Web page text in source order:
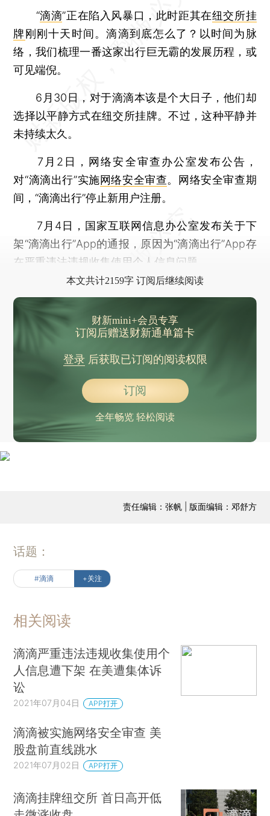
“滴滴”正在陷入风暴口，此时距其在纽交所挂
牌刚刚十天时间。滴滴到底怎么了？以时间为脉
络，我们梳理一番这家出行巨无霸的发展历程，或
可见端倪。
6月30日，对于滴滴本该是个大日子，他们却
选择以平静方式在纽交所挂牌。不过，这种平静并
未持续太久。
7月2日，网络安全审查办公室发布公告，
对“滴滴出行”实施网络安全审查。网络安全审查期
间，“滴滴出行”停止新用户注册。
7月4日，国家互联网信息办公室发布关于下
架“滴滴出行”App的通报，原因为“滴滴出行”App存
在严重违法违规收集使用个人信息问题。
本文共计2159字 订阅后继续阅读
财新mini+会员专享
订阅后赠送财新通单篇卡
登录后获取已订阅的阅读权限
订阅
全年畅览 轻松阅读
责任编辑：张帆 | 版面编辑：邓舒方
话题：
#滴滴 +关注
相关阅读
滴滴严重违法违规收集使用个
人信息遭下架 在美遭集体诉
讼
2021年07月04日 APP打开
滴滴被实施网络安全审查 美
股盘前直线跳水
2021年07月02日 APP打开
滴滴挂牌纽交所 首日高开低